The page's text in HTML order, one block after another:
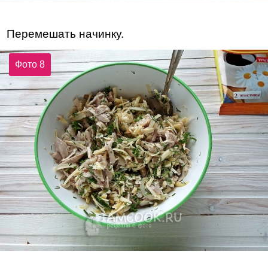
Перемешать начинку.
Фото 8